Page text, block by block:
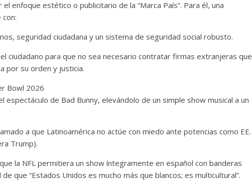
enfoque estético o publicitario de la “Marca País”. Para él, una
seguridad ciudadana y un sistema de seguridad social robusto.
ciudadano para que no sea necesario contratar firmas extranjeras que
por su orden y justicia.
Bowl 2026
espectáculo de Bad Bunny, elevándolo de un simple show musical a un
a que Latinoamérica no actúe con miedo ante potencias como EE.
Trump).
la NFL permitiera un show íntegramente en español con banderas
que “Estados Unidos es mucho más que blancos; es multicultural”.